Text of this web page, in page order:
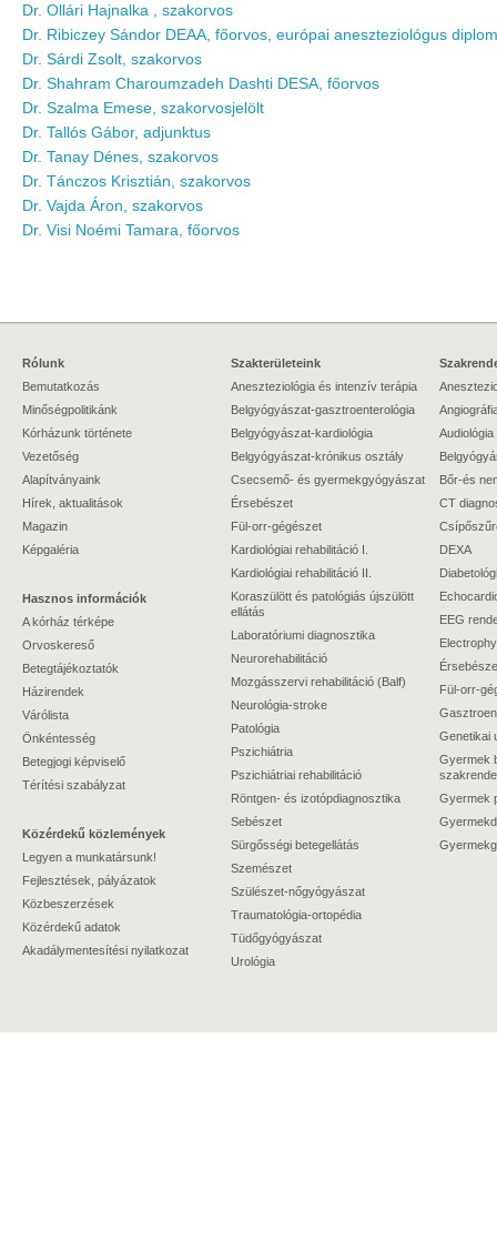
Dr. Ollári Hajnalka , szakorvos
Dr. Ribiczey Sándor DEAA, főorvos, európai aneszteziológus
Dr. Sárdi Zsolt, szakorvos
Dr. Shahram Charoumzadeh Dashti DESA, főorvos
Dr. Szalma Emese, szakorvosjelölt
Dr. Tallós Gábor, adjunktus
Dr. Tanay Dénes, szakorvos
Dr. Tánczos Krisztián, szakorvos
Dr. Vajda Áron, szakorvos
Dr. Visi Noémi Tamara, főorvos
Rólunk
Bemutatkozás
Minőségpolitikánk
Kórházunk története
Vezetőség
Alapítványaink
Hírek, aktualitások
Magazin
Képgaléria
Hasznos információk
A kórház térképe
Orvoskereső
Betegtájékoztatók
Házirendek
Várólista
Önkéntesség
Betegjogi képviselő
Térítési szabályzat
Közérdekű közlemények
Legyen a munkatársunk!
Fejlesztések, pályázatok
Közbeszerzések
Közérdekű adatok
Akadálymentesítési nyilatkozat
Szakterületeink
Aneszteziológia és intenzív terápia
Belgyógyászat-gasztroenterológia
Belgyógyászat-kardiológia
Belgyógyászat-krónikus osztály
Csecsemő- és gyermekgyógyászat
Érsebészet
Fül-orr-gégészet
Kardiológiai rehabilitáció I.
Kardiológiai rehabilitáció II.
Koraszülött és patológiás újszülött
ellátás
Laboratóriumi diagnosztika
Neurorehabilitáció
Mozgásszervi rehabilitáció (Balf)
Neurológia-stroke
Patológia
Pszichiátria
Pszichiátriai rehabilitáció
Röntgen- és izotópdiagnosztika
Sebészet
Sürgősségi betegellátás
Szemészet
Szülészet-nőgyógyászat
Traumatológia-ortopédia
Tüdőgyógyászat
Urológia
Audiológia
Bőr-és
CT
DEXA
EEG
Fül-orr-
Genetikai
Gyermek
Gyermek